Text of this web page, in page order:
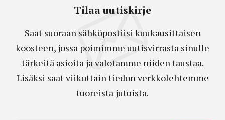
Tilaa uutiskirje
Saat suoraan sähköpostiisi kuukausittaisen
koosteen, jossa poimimme uutisvirrasta sinulle
tärkeitä asioita ja valotamme niiden taustaa.
Lisäksi saat viikottain tiedon verkkolehtemme
tuoreista jutuista.